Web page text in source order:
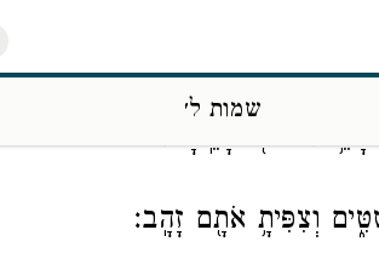
שמות ל׳
׀מִתַּ֣חַת לְזֵר֗וֹ עַ֚ל שְׁתֵּ֣י
לָשֵׂ֥את אֹת֖וֹ בָּהֵֽמָּה׃
וְצִפִּיתָ֥ אֹתָ֖ם זָהָֽב׃